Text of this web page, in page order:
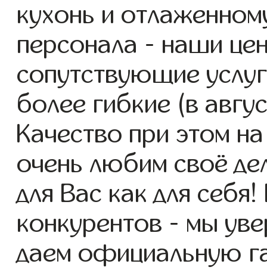
кухонь и
персонала - наши
сопутствующие
более гибкие (в
Качество при этом
очень любим своё
для Вас как для
конкурентов - мы
даем официальную